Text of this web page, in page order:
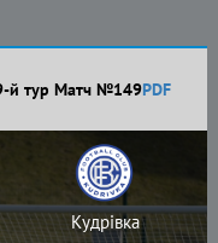
й тур Матч №149PDF
Кудрівка